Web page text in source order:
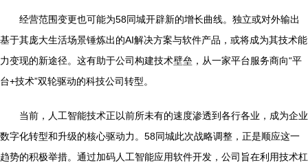
经营范围变更也可能为58同城开辟新的增长曲线。独立或对外输出
基于其庞大生活场景锤炼出的AI解决方案与软件产品，或将成为其技术能
力变现的新途径。这有助于公司构建技术壁垒，从一家平台服务商向“平
台+技术”双轮驱动的科技公司转型。
当前，人工智能技术正以前所未有的速度渗透到各行各业，成为企业
数字化转型和升级的核心驱动力。58同城此次战略调整，正是顺应这一
趋势的积极举措。通过加码人工智能应用软件开发，公司旨在利用技术杠